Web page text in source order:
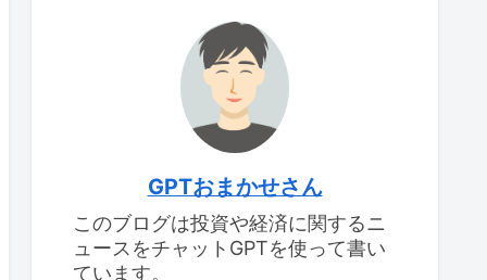
GPTおまかせさん
このブログは投資や経済に関するニ
ュースをチャットGPTを使って書い
ています。